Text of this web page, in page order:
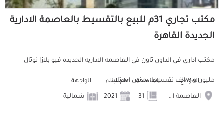
مكتب تجاري 31م للبيع بالتقسيط بالعاصمة الادارية
الجديدة القاهرة
مكتب اداري في الداون تاون في العاصمه الاداريه الجديده فيو بلازا توتال
مليون و٢٧٠الف تقسيط٦سنين استلا...الموقع
العاصمة الادارية الجديدة
المساحة عام البناء الواجهة
شمالية